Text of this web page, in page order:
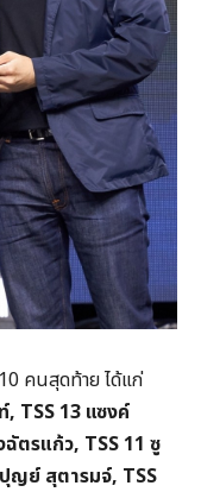
คนสุดท้าย ได้แก่
TSS 13 แซงค์
ตรแก้ว, TSS 11 ซู
ญย์ สุตารมจ์, TSS